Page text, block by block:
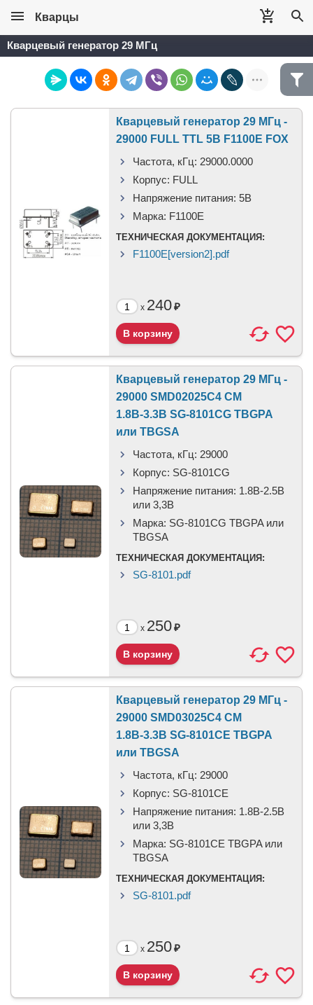
Кварцы
Кварцевый генератор 29 МГц
Кварцевый генератор 29 МГц -
29000 FULL TTL 5В F1100E FOX
Частота, кГц: 29000.0000
Корпус: FULL
Напряжение питания: 5В
Марка: F1100E
ТЕХНИЧЕСКАЯ ДОКУМЕНТАЦИЯ:
F1100E[version2].pdf
x 240₽
Кварцевый генератор 29 МГц -
29000 SMD02025C4 CM
1.8В-3.3В SG-8101CG TBGPA
или TBGSA
Частота, кГц: 29000
Корпус: SG-8101CG
Напряжение питания: 1.8В-2.5B
или 3,3B
Марка: SG-8101CG TBGPA или
TBGSA
ТЕХНИЧЕСКАЯ ДОКУМЕНТАЦИЯ:
SG-8101.pdf
x 250₽
Кварцевый генератор 29 МГц -
29000 SMD03025C4 CM
1.8В-3.3В SG-8101CE TBGPA
или TBGSA
Частота, кГц: 29000
Корпус: SG-8101CE
Напряжение питания: 1.8В-2.5B
или 3,3B
Марка: SG-8101CE TBGPA или
TBGSA
ТЕХНИЧЕСКАЯ ДОКУМЕНТАЦИЯ:
SG-8101.pdf
x 250₽